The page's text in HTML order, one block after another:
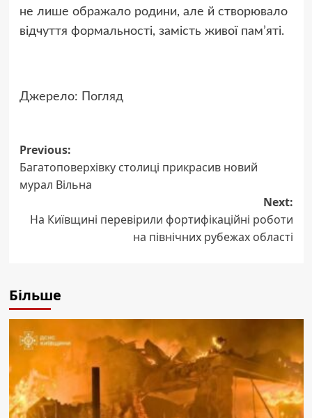
не лише ображало родини, але й створювало
відчуття формальності, замість живої пам’яті.
Джерело: Погляд
Post
navigation
Previous:
Багатоповерхівку столиці прикрасив новий
мурал Вільна
Next:
На Київщині перевірили фортифікаційні роботи
на північних рубежах області
Більше